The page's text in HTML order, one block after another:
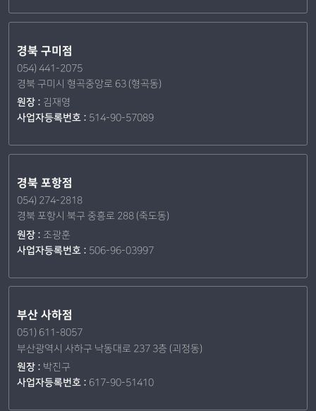
경북 구미점
054) 441-2075
경북 구미시 형곡중앙로 63 (형곡동)
원장 : 김재영
사업자등록번호 : 514-90-57089
경북 포항점
054) 274-2818
경북 포항시 북구 중흥로 288 (죽도동)
원장 :조광훈
사업자등록번호 : 506-96-03997
부산 사하점
051) 611-8057
부산광역시 사하구 낙동대로 237 3층 (괴정동)
원장 : 박진구
사업자등록번호 : 617-90-51410